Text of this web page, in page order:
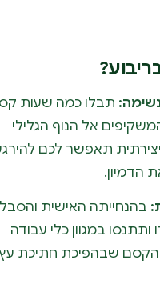
תבלו כמה שעות
אל הנוף הגלילי
תאפשר לכם
הדמיון.
בהנחייתה האישית
במגוון כלי עבודה
הקסם שבהפיכת חתיכת